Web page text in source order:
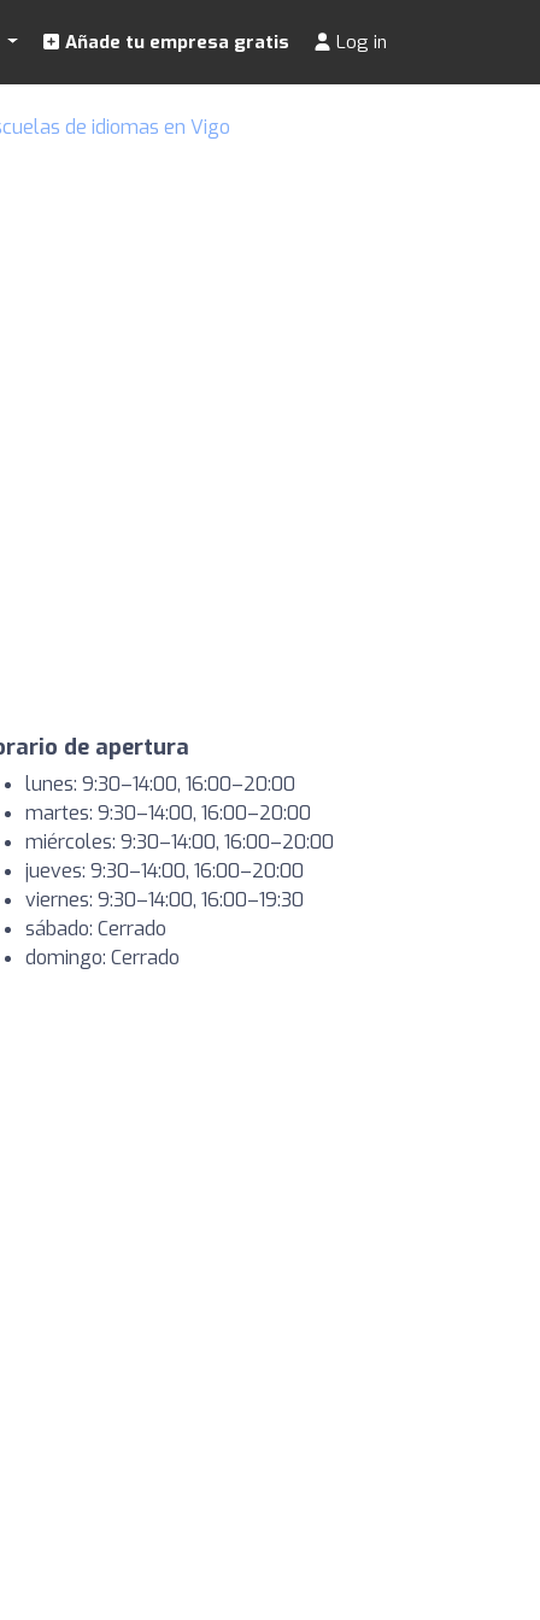
Añade tu empresa gratis Log in
de idiomas en Vigo
de apertura
lunes: 9:30–14:00, 16:00–20:00
martes: 9:30–14:00, 16:00–20:00
miércoles: 9:30–14:00, 16:00–20:00
jueves: 9:30–14:00, 16:00–20:00
viernes: 9:30–14:00, 16:00–19:30
sábado: Cerrado
domingo: Cerrado